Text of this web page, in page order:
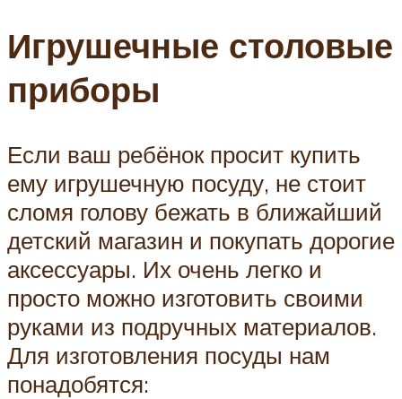
Игрушечные столовые
приборы
Если ваш ребёнок просит купить
ему игрушечную посуду, не стоит
сломя голову бежать в ближайший
детский магазин и покупать дорогие
аксессуары. Их очень легко и
просто можно изготовить своими
руками из подручных материалов.
Для изготовления посуды нам
понадобятся: